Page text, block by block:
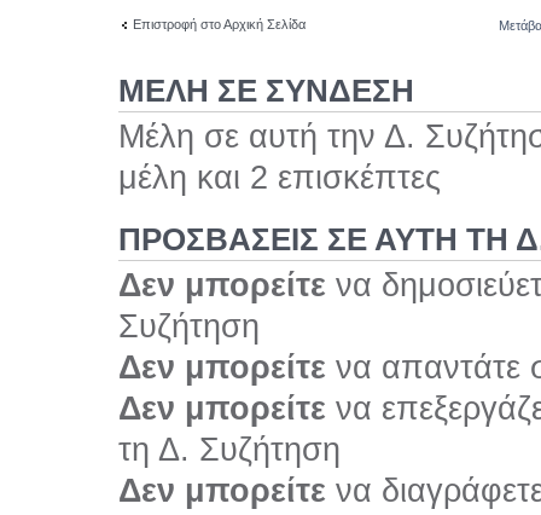
Επιστροφή στο Αρχική Σελίδα
ΜΕΛΗ ΣΕ ΣΥΝΔΕΣΗ
Μέλη σε αυτή την Δ.
μέλη και 2 επισκέπτες
ΠΡΟΣΒΆΣΕΙΣ ΣΕ ΑΥΤΉ ΤΗ
Δεν μπορείτε να
Συζήτηση
Δεν μπορείτε να απαντάτε
Δεν μπορείτε να
τη Δ. Συζήτηση
Δεν μπορείτε να